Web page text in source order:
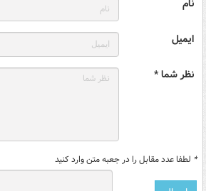
نام
ایمیل
نظر شما *
* لطفا عدد مقابل را در جعبه متن وارد کنید